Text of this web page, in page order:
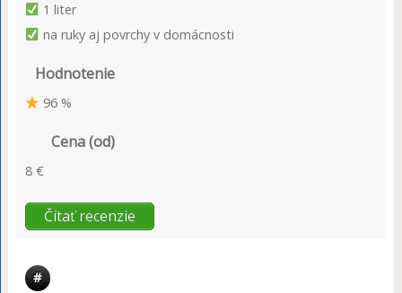
1 liter
na ruky aj povrchy v domácnosti
Hodnotenie
96 %
Cena (od)
8 €
Čítať recenzie
#